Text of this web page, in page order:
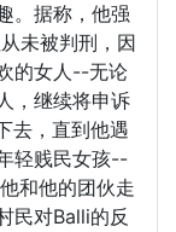
。据称，他强
未被判刑，因
的女人--无论
，继续将申诉
去，直到他遇
轻贱民女孩--
和他的团伙走
民对Balli的反